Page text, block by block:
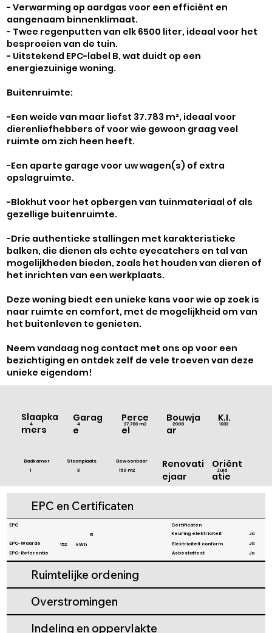
- Verwarming op aardgas voor een efficiënt en
aangenaam binnenklimaat.
- Twee regenputten van elk 6500 liter, ideaal voor het
besproeien van de tuin.
- Uitstekend EPC-label B, wat duidt op een
energiezuinige woning.
Buitenruimte:
-Een weide van maar liefst 37.783 m², ideaal voor
dierenliefhebbers of voor wie gewoon graag veel
ruimte om zich heen heeft.
-Een aparte garage voor uw wagen(s) of extra
opslagruimte.
-Blokhut voor het opbergen van tuinmateriaal of als
gezellige buitenruimte.
-Drie authentieke stallingen met karakteristieke
balken, die dienen als echte eyecatchers en tal van
mogelijkheden bieden, zoals het houden van dieren of
het inrichten van een werkplaats.
Deze woning biedt een unieke kans voor wie op zoek is
naar ruimte en comfort, met de mogelijkheid om van
het buitenleven te genieten.
Neem vandaag nog contact met ons op voor een
bezichtiging en ontdek zelf de vele troeven van deze
unieke eigendom!
150 m2
Bewoonbaar
37.783 m2
Perce
el
3
Staanplaats
4
Garag
e
1
Badkamer
4
Slaapka
mers
2008
Bouwja
ar
Renovati
ejaar
K.I.
Oriënt
atie
1033
Zuid
EPC en Certificaten
EPC
B
EPC-Waarde
EPC-Referentie
Keuring elektriciteit
Ja
Elektriciteit conform
Asbestattest
Ja
Ja
152
Certificaten
kWh
Ruimtelijke ordening
Overstromingen
Indeling en oppervlakte